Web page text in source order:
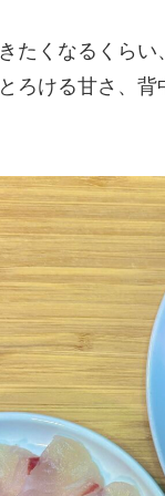
たくなるくら
ろける甘さ、